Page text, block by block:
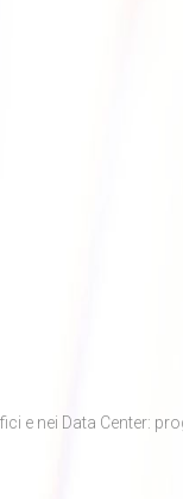
e nei Data Center: